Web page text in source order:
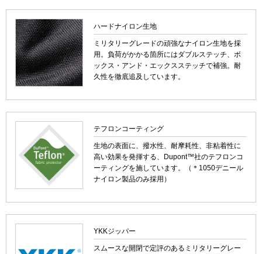
ハードナイロン生地
ミリタリーグレードの頑強なナイロン生地を採
用。負荷がかかる箇所にはダブルステッチ、ボ
ックス・アンド・エックスステッチで補強。耐
久性を徹底追及しています。
テフロンコーティング
生地の表面に、撥水性、耐摩耗性、非粘着性に
高い効果を発揮する、Dupont™社のテフロンコ
ーティングを施しています。（＊1050デニール
ナイロン製品のみ採用）
YKKジッパー
スムースな開閉で定評のあるミリタリーグレー